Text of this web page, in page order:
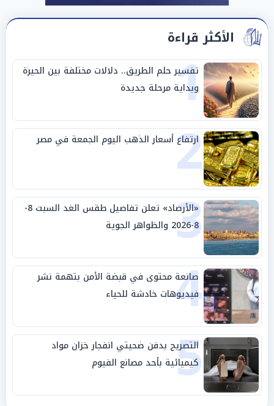
الأكثر قراءة
1
تفسير حلم الطريق.. دلالات مختلفة بين الحيرة
وبداية مرحلة جديدة
2
ارتفاع أسعار الذهب اليوم الجمعة في مصر
3
«الأرصاد» تعلن تفاصيل طقس الغد السبت 8-
8-2026 والظواهر الجوية
4
صانعة محتوى في قبضة الأمن بتهمة نشر
فيديوهات خادشة للحياء
5
التصريح بدفن ضحيتي انفجار خزان مواد
كيميائية بأحد مصانع الفيوم